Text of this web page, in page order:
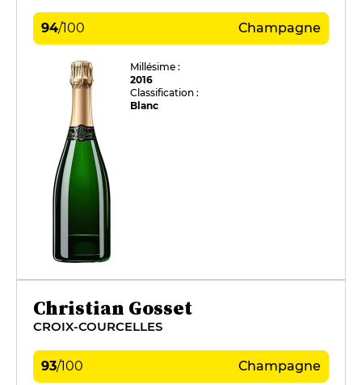
94/100 Champagne
Millésime :
2016
Classification :
Blanc
Christian Gosset
CROIX-COURCELLES
93/100 Champagne